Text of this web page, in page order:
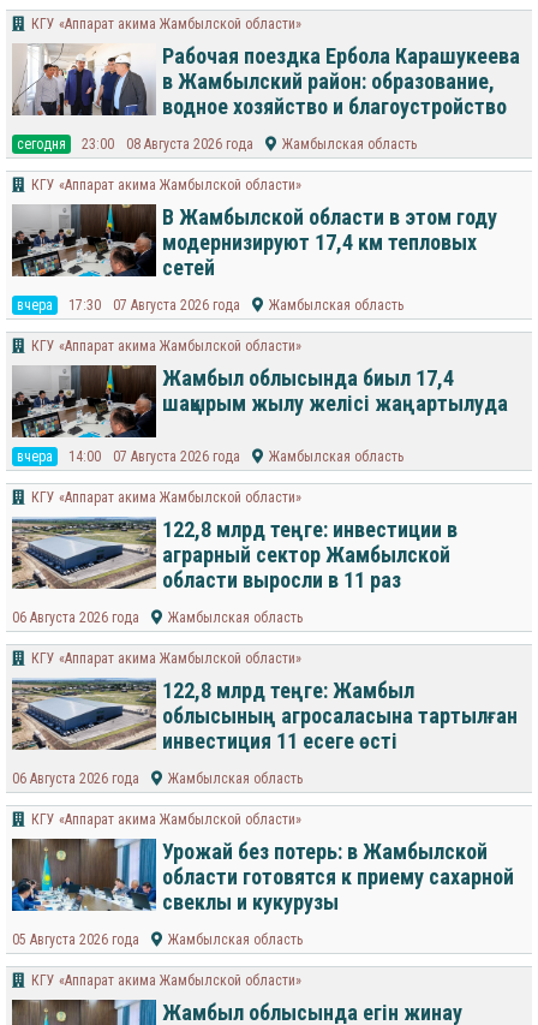
КГУ «Аппарат акима Жамбылской области»
Рабочая поездка Ербола Карашукеева
в Жамбылский район: образование,
водное хозяйство и благоустройство
cегодня 23:00 08 Августа 2026 года Жамбылская область
КГУ «Аппарат акима Жамбылской области»
В Жамбылской области в этом году
модернизируют 17,4 км тепловых
сетей
вчера 17:30 07 Августа 2026 года Жамбылская область
КГУ «Аппарат акима Жамбылской области»
Жамбыл облысында биыл 17,4
шақырым жылу желісі жаңартылуда
вчера 14:00 07 Августа 2026 года Жамбылская область
КГУ «Аппарат акима Жамбылской области»
122,8 млрд теңге: инвестиции в
аграрный сектор Жамбылской
области выросли в 11 раз
06 Августа 2026 года Жамбылская область
КГУ «Аппарат акима Жамбылской области»
122,8 млрд теңге: Жамбыл
облысының агросаласына тартылған
инвестиция 11 есеге өсті
06 Августа 2026 года Жамбылская область
КГУ «Аппарат акима Жамбылской области»
Урожай без потерь: в Жамбылской
области готовятся к приему сахарной
свеклы и кукурузы
05 Августа 2026 года Жамбылская область
КГУ «Аппарат акима Жамбылской области»
Жамбыл облысында егін жинау